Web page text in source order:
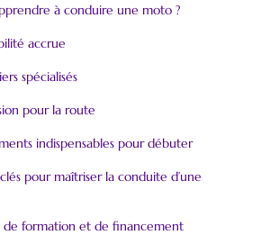
à conduire une moto ?
accrue
spécialisés
pour la route
indispensables pour débuter
pour maîtriser la conduite d’une
de formation et de financement